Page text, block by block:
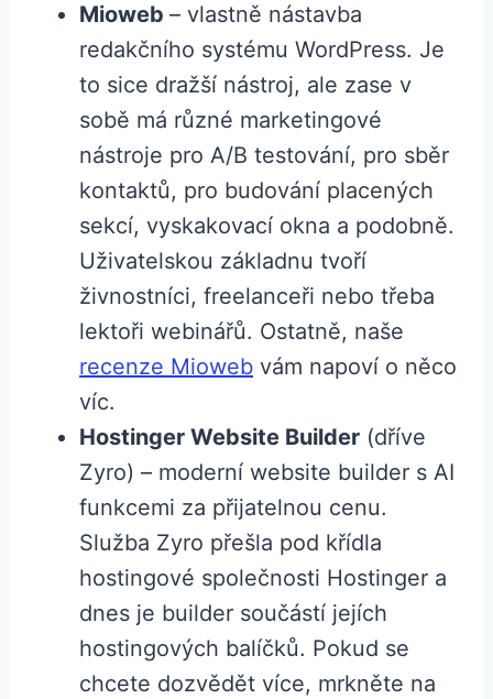
Mioweb – vlastně nástavba
redakčního systému WordPress. Je
to sice dražší nástroj, ale zase v
sobě má různé marketingové
nástroje pro A/B testování, pro sběr
kontaktů, pro budování placených
sekcí, vyskakovací okna a podobně.
Uživatelskou základnu tvoří
živnostníci, freelanceři nebo třeba
lektoři webinářů. Ostatně, naše
recenze Mioweb vám napoví o něco
víc.
Hostinger Website Builder (dříve
Zyro) – moderní website builder s AI
funkcemi za přijatelnou cenu.
Služba Zyro přešla pod křídla
hostingové společnosti Hostinger a
dnes je builder součástí jejích
hostingových balíčků. Pokud se
chcete dozvědět více, mrkněte na